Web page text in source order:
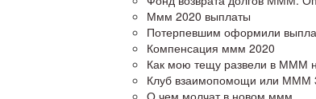
Ммм 2020 выплаты
Потерпевшим оформили
Компенсация ммм 2020
Как мою тещу развели в МММ
Клуб взаимопомощи или МММ
О чем молчат в новом ммм